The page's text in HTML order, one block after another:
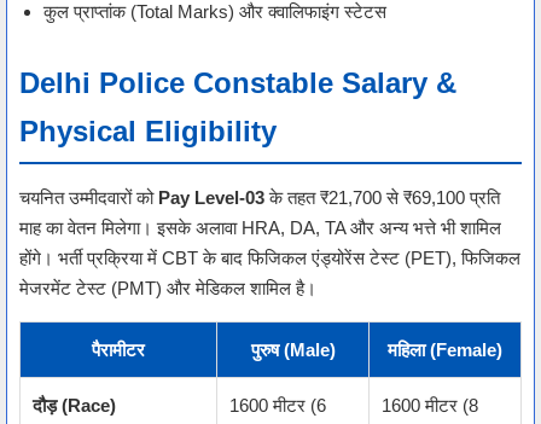
कुल प्राप्तांक (Total Marks) और क्वालिफाइंग स्टेटस
Delhi Police Constable Salary &
Physical Eligibility
चयनित उम्मीदवारों को Pay Level-03के तहत ₹21,700 से ₹69,100 प्रति
माह का वेतन मिलेगा। इसके अलावा HRA, DA, TA और अन्य भत्ते भी शामिल
होंगे। भर्ती प्रक्रिया में CBT के बाद फिजिकल एंड्योरेंस टेस्ट (PET), फिजिकल
मेजरमेंट टेस्ट (PMT) और मेडिकल शामिल है।
पैरामीटर पुरुष (Male) महिला (Female)
दौड़ (Race)
1600 मीटर (6
1600 मीटर (8